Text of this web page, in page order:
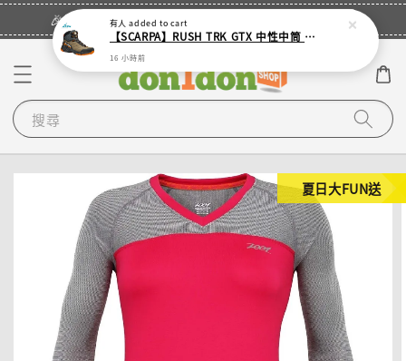
🎉登入會員・領取您的專屬折扣券！
搜尋
夏日大FUN送
有人 added to cart
【SCARPA】RUSH TRK GTX 中性中筒 GTX 登山鞋(多色)
16 小時前